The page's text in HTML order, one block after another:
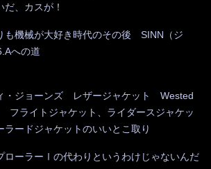
だ、カスが！
も機械が大好き時代のその後 SINN（ジ
への道
・ジョーンズ レザージャケット Wested
フライトジャケット、ライダースジャケッ
ラードジャケットのいいとこ取り
ローラーⅠの代わりというわけじゃないんだ